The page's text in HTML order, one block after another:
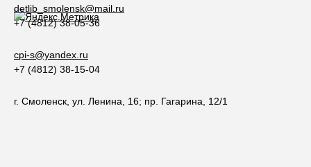
detlib_smolensk@mail.ru
+7 (4812) 38-05-36
cpi-s@yandex.ru
+7 (4812) 38-15-04
г. Смоленск, ул. Ленина, 16; пр. Гагарина, 12/1